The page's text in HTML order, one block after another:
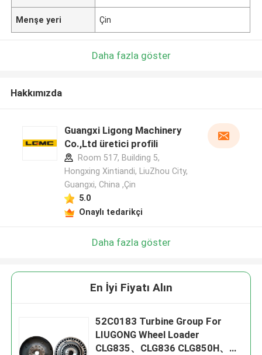
Menşe yeri Çin
Daha fazla göster
Hakkımızda
Guangxi Ligong Machinery
Co.,Ltd üretici profili
Room 517, Building 5,
Hongxing Xintiandi, LiuZhou City,
Guangxi, China ,Çin
5.0
Onaylı tedarikçi
Daha fazla göster
En İyi Fiyatı Alın
52C0183 Turbine Group For
LIUGONG Wheel Loader
CLG835、CLG836 CLG850H、